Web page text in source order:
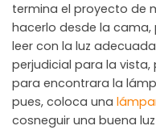
termina el proyecto de
hacerlo desde la
leer con la luz
perjudicial para la
para encontrara la
pues, coloca una
cosneguir una buena